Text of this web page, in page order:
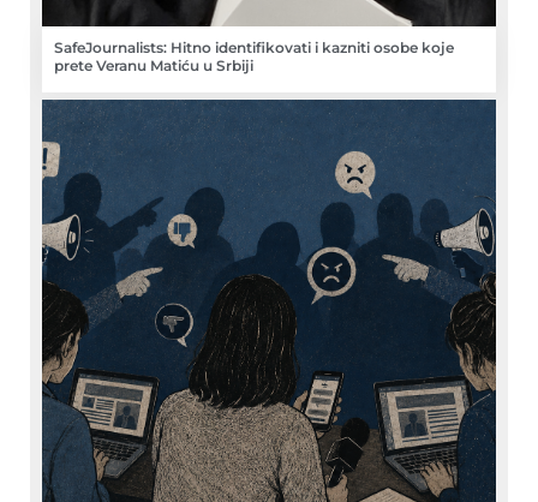
SafeJournalists: Hitno identifikovati i kazniti osobe koje
prete Veranu Matiću u Srbiji